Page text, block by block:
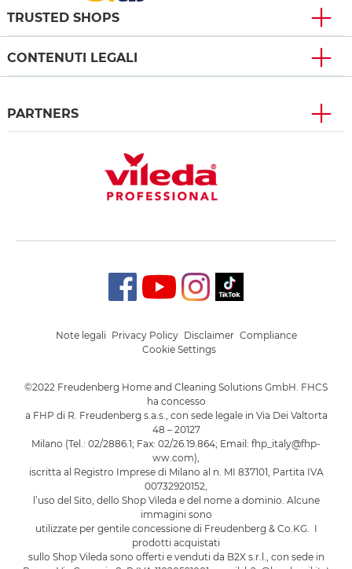
TRUSTED SHOPS
CONTENUTI LEGALI
PARTNERS
©2022 Freudenberg Home and Cleaning Solutions GmbH. FHCS
ha concesso
a FHP di R. Freudenberg s.a.s., con sede legale in Via Dei Valtorta
48 – 20127
Milano (Tel.: 02/2886.1; Fax: 02/26.19.864; Email: fhp_italy@fhp-
ww.com),
iscritta al Registro Imprese di Milano al n. MI 837101, Partita IVA
00732920152,
l’uso del Sito, dello Shop Vileda e del nome a dominio. Alcune
immagini sono
utilizzate per gentile concessione di Freudenberg & Co.KG. I
prodotti acquistati
sullo Shop Vileda sono offerti e venduti da B2X s.r.l., con sede in
Note legali Privacy Policy Disclaimer Compliance
Cookie Settings